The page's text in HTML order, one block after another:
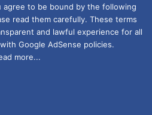
to be bound by the following
read them carefully. These terms
and lawful experience for all
Google AdSense policies.
more...